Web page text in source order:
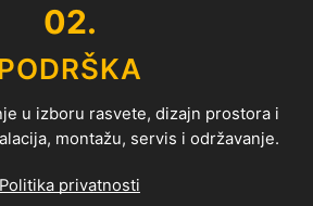
02.
u izboru rasvete, dizajn prostora i
montažu, servis i održavanje.
Politika privatnosti